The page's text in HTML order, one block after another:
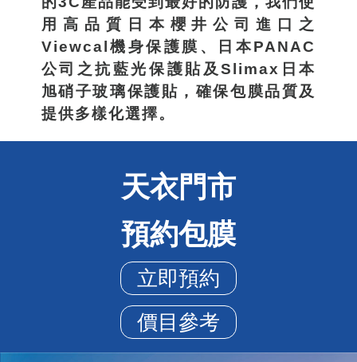
用高品質日本櫻井公司進口之
Viewcal機身保護膜、日本PANAC
公司之抗藍光保護貼及Slimax日本
旭硝子玻璃保護貼，確保包膜品質及
提供多樣化選擇。
天衣門市
預約包膜
立即預約
價目參考